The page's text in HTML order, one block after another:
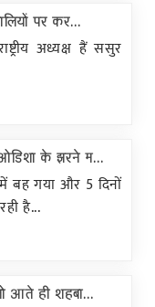
पर कर...
अध्यक्ष हैं ससुर
के झरने म...
बह गया और 5 दिनों
है...
आते ही शहबा...